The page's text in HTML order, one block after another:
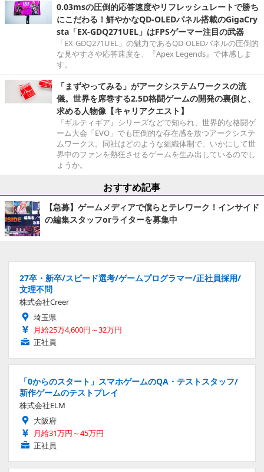
0.03msの圧倒的応答速度やリフレッシュレートで勝ち
にこだわる！鮮やかなQD-OLEDパネル搭載のGigaCry
sta「EX-GDQ271UEL」はFPSゲーマー注目の武器
「EX-GDQ271UEL」の魅力であるQD-OLEDパネルの圧倒的
な見やすさや応答速度を、『Apex Legends』で体感しま
す。
「まずやってみる」がアークシステムワークスの流
儀。世界を席巻する2.5D格闘ゲームの開発の裏側と、
求める人物像【キャリアクエスト】
『ギルティギア』シリーズなどで知られ、世界的な格闘ゲ
ーム大会「EVO」でも圧倒的な存在感を放つアークシステ
ムワークス。同社はどのような組織体制で、いかにして世
界中のファンを熱狂させるゲームを生み出しているのでし
ょうか。
おすすめ記事
【急募】ゲームメディアで僕らとテレワーク！インサイド
の編集スタッフorライターを募集中
27卒・新卒/スピード選考/ゲームプログラマー/正社員採用/
文理不問
株式会社Creer
埼玉県
月給25万4,600円～32万円
正社員
「0からのスタート」スマホゲームのQA・テストスタッフ/
新作ゲームのテストプレイ
株式会社ELM
大阪府
月給31万円～45万円
正社員